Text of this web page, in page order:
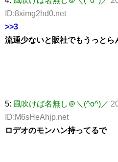
ID:8ximg2hd0.net
>>3
流通少ないと販社でもうっとら
5: 風吹けば名無し＠＼(^o^)／
ID:M6sHeAhjp.net
ロデオのモンハン持ってるで